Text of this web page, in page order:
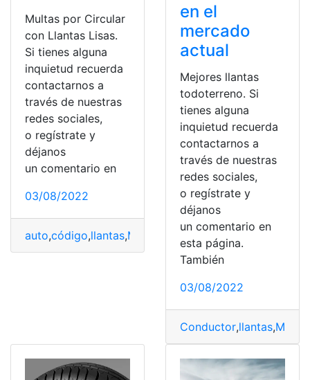
Multas por Circular
con Llantas Lisas.
Si tienes alguna
inquietud recuerda
contactarnos a
través de nuestras
redes sociales,
o regístrate y
déjanos
un comentario en
03/08/2022
auto,código,llantas,Multas Transito
en el
mercado
actual
Mejores llantas
todoterreno. Si
tienes alguna
inquietud recuerda
contactarnos a
través de nuestras
redes sociales,
o regístrate y
déjanos
un comentario en
esta página.
También
03/08/2022
Conductor,llantas,